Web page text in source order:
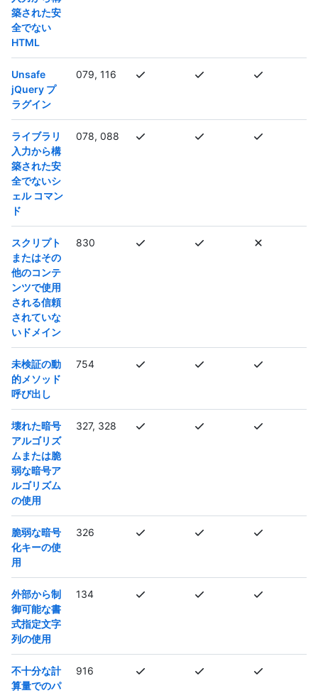
築された安
全でない
HTML
Unsafe
jQuery プ
ラグイン
079, 116
ライブラリ
入力から構
築された安
全でないシ
ェル コマン
ド
078, 088
スクリプト
またはその
他のコンテ
ンツで使用
される信頼
されていな
いドメイン
830
未検証の動
的メソッド
呼び出し
754
壊れた暗号
アルゴリズ
ムまたは脆
弱な暗号ア
ルゴリズム
の使用
327, 328
脆弱な暗号
化キーの使
用
326
外部から制
御可能な書
式指定文字
列の使用
134
不十分な計
算量でのパ
916